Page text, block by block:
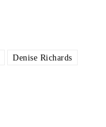
Denise Richards